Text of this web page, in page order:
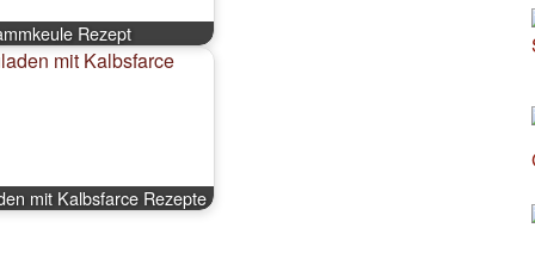
Rezept
mit Kalbsfarce Rezepte